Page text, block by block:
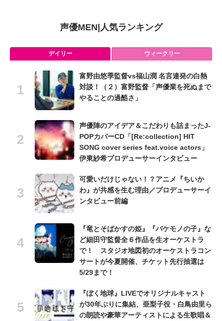
声優MEN| 人気ランキング
デイリー ウィークリー
富野由悠季監督vs福山潤 名言連発の白熱
対談！（２）富野監督「声優業を死ぬまで
やることの過酷さ」
声優陣のアイデア＆こだわりも詰まったJ-
POPカバーCD「[Re:collection] HIT
SONG cover series feat.voice actors」
伊東紗希プロデューサーインタビュー
可愛いだけじゃない！？アニメ『ちいか
わ』が共感を生む理由／プロデューサーイ
ンタビュー前編
『竜とそばかすの姫』『バケモノの子』な
ど細田守監督全６作品を生オーケストラ
で！ スタジオ地図初のオーケストラコン
サートが今夏開催、チケット先行抽選は
5/29まで！
『ぼく地球』LIVEでオリジナルキャスト
が30年ぶりに集結、亜梨子役・白鳥由里ら
の朗読や豪華アーティストによる生歌唱＆